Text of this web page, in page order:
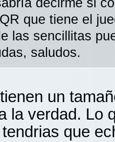
que tiene el
las sencillitas
saludos.
un
la verdad. Lo
que